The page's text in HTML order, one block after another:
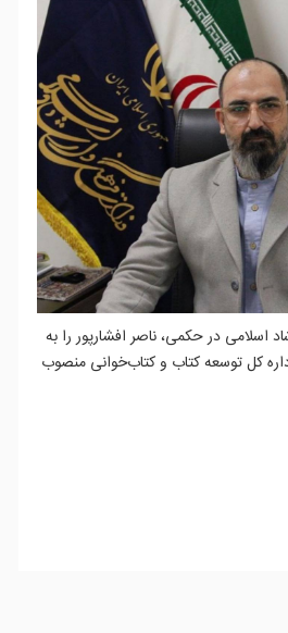
اسلامی در حکمی، ناصر افشارپور را به
کل توسعه کتاب و کتاب‌خوانی منصوب